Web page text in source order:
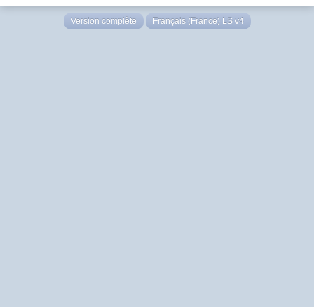
Version complète Français (France) LS v4